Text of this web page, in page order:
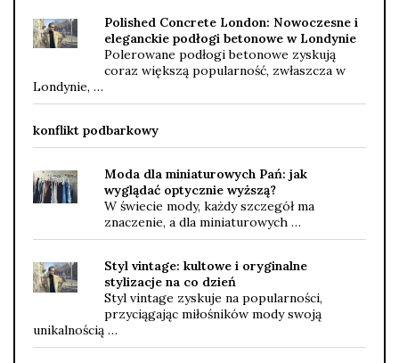
Polished Concrete London: Nowoczesne i
eleganckie podłogi betonowe w Londynie
Polerowane podłogi betonowe zyskują
coraz większą popularność, zwłaszcza w
Londynie, …
konflikt podbarkowy
Moda dla miniaturowych Pań: jak
wyglądać optycznie wyższą?
W świecie mody, każdy szczegół ma
znaczenie, a dla miniaturowych …
Styl vintage: kultowe i oryginalne
stylizacje na co dzień
Styl vintage zyskuje na popularności,
przyciągając miłośników mody swoją
unikalnością …